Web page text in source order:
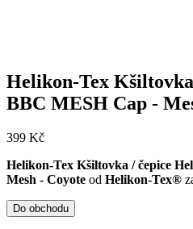
Helikon-Tex
BBC MESH Cap -
399 Kč
Helikon-Tex Kšiltovka / čepice
Mesh - Coyote od Helikon-Tex®
Do obchodu